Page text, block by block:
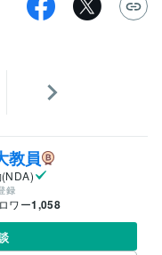
教員
録
ワー1,058